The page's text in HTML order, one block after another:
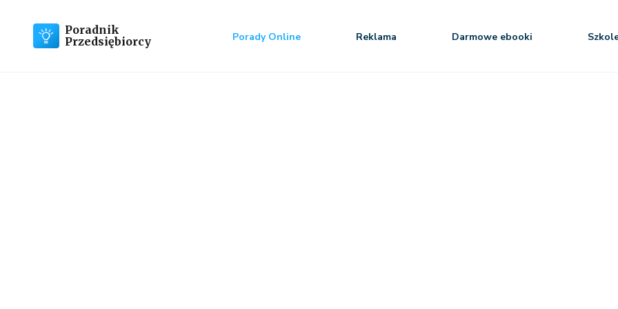
Poradnik
Przedsiębiorcy
Porady Online Reklama Darmowe ebooki